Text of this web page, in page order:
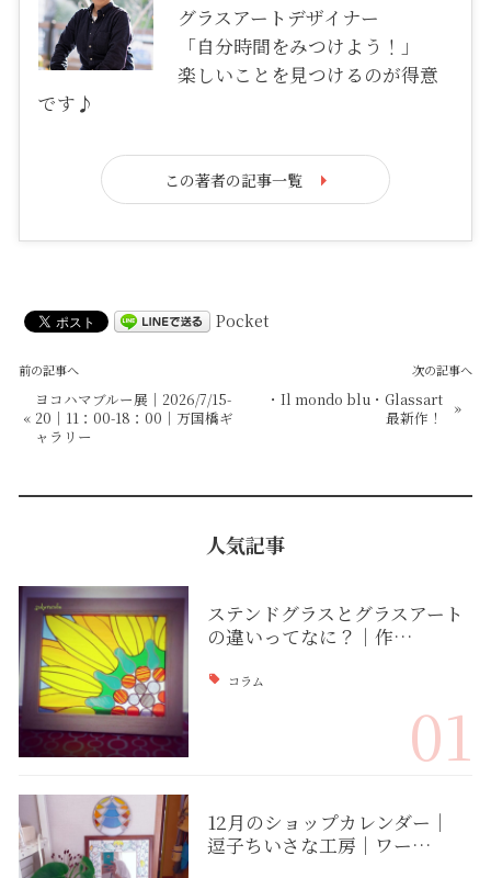
グラスアートデザイナー
「自分時間をみつけよう！」
楽しいことを見つけるのが得意
です♪
この著者の記事一覧
Pocket
前の記事へ
«
ヨコハマブルー展｜2026/7/15-
20｜11：00-18：00｜万国橋ギ
ャラリー
次の記事へ
・Il mondo blu・Glassart
最新作！
»
人気記事
ステンドグラスとグラスアート
の違いってなに？｜作…
コラム
01
12月のショップカレンダー｜
逗子ちいさな工房｜ワー…